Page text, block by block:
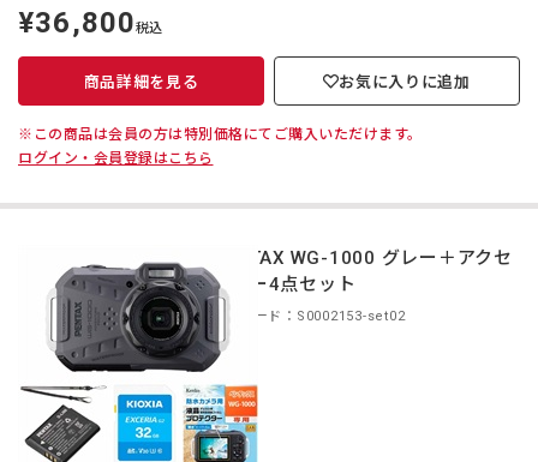
定
価
¥36,800税込
商品詳細を見る お気に入りに追加
※この商品は会員の方は特別価格にてご購入いただけます。
ログイン・会員登録はこちら
PENTAX WG-1000 グレー＋アクセ
サリー4点セット
商品コード：S0002153-set02